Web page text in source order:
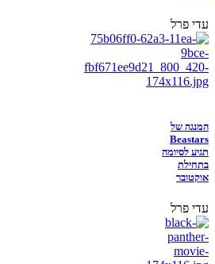
עדי פרל
המנגה של
Beastars
תגיע לסיומה
בתחילת
אוקטובר
עדי פרל